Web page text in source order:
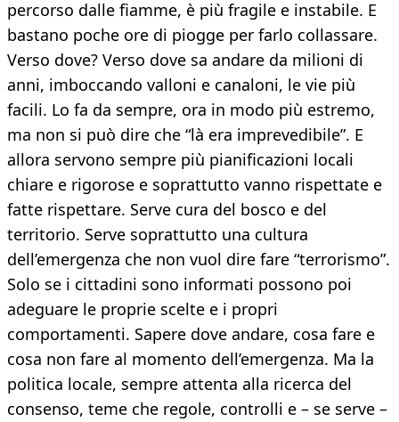
percorso dalle fiamme, è più fragile e instabile. E
bastano poche ore di piogge per farlo collassare.
Verso dove? Verso dove sa andare da milioni di
anni, imboccando valloni e canaloni, le vie più
facili. Lo fa da sempre, ora in modo più estremo,
ma non si può dire che “là era imprevedibile”. E
allora servono sempre più pianificazioni locali
chiare e rigorose e soprattutto vanno rispettate e
fatte rispettare. Serve cura del bosco e del
territorio. Serve soprattutto una cultura
dell’emergenza che non vuol dire fare “terrorismo”.
Solo se i cittadini sono informati possono poi
adeguare le proprie scelte e i propri
comportamenti. Sapere dove andare, cosa fare e
cosa non fare al momento dell’emergenza. Ma la
politica locale, sempre attenta alla ricerca del
consenso, teme che regole, controlli e – se serve –